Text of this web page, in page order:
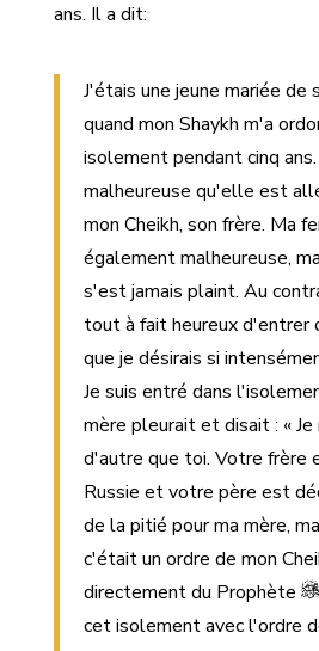
ans. Il a dit:
J'étais une jeune mariée de
quand mon Shaykh m'a
isolement pendant cinq
malheureuse qu'elle est
mon Cheikh, son frère. Ma
également malheureuse,
s'est jamais plaint. Au
tout à fait heureux d'entrer
que je désirais si
Je suis entré dans
mère pleurait et disait : « Je
d'autre que toi. Votre frère
Russie et votre père est
de la pitié pour ma mère,
c'était un ordre de mon
directement du Prophète
cet isolement avec l'ordre